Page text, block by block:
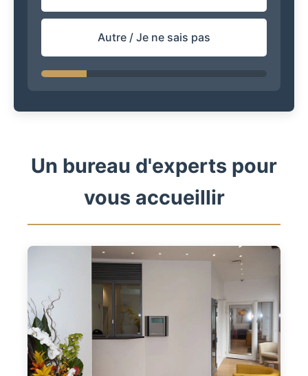
Autre / Je ne sais pas
Un bureau d'experts pour
vous accueillir